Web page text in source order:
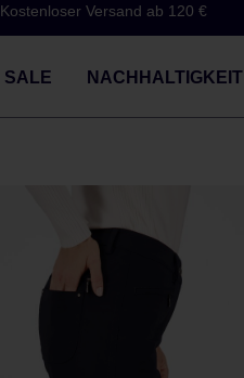
Kostenloser Versand ab 120 €
SALE NACHHALTIGKEIT